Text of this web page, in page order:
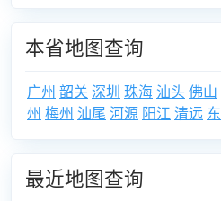
本省地图查询
广州 韶关 深圳 珠海 汕头佛山
州 梅州 汕尾 河源 阳江 清远
最近地图查询